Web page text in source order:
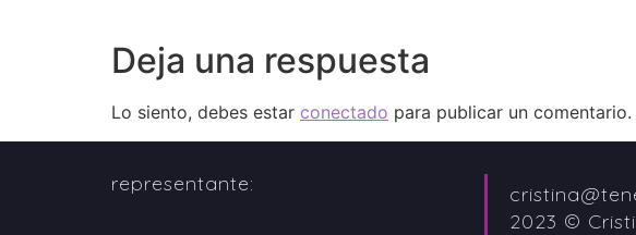
Deja una respuesta
Lo siento, debes estar conectado para publicar un comentario.
representante:
2023 ©